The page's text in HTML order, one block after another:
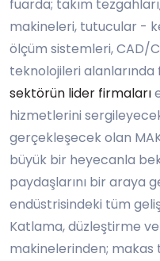
fuarda; takım
makineleri, tutucular -
ölçüm sistemleri, CAD/
teknolojileri
sektörün lider firmaları
hizmetlerini
gerçekleşecek olan
büyük bir heyecanla
paydaşlarını bir araya
endüstrisindeki tüm
Katlama, düzleştirme ve
makinelerinden; makas